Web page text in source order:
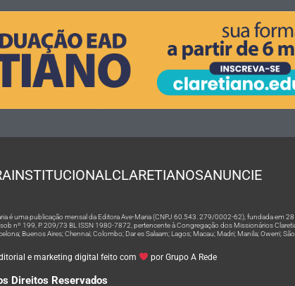
INSTITUCIONALCLARETIANOSANUNCIE
é uma publicação mensal da Editora Ave-Maria (CNPJ 60.543. 279/0002-62), fundada em
sob nº 199, P. 209/73 BL ISSN 1980-7872, pertencente à Congregação dos Missionários
Buenos Aires; Chennai; Colombo; Dar es Salaam; Lagos; Macau; Madri; Manila; Owerri;
e marketing digital feito com por Grupo A Rede
Direitos Reservados